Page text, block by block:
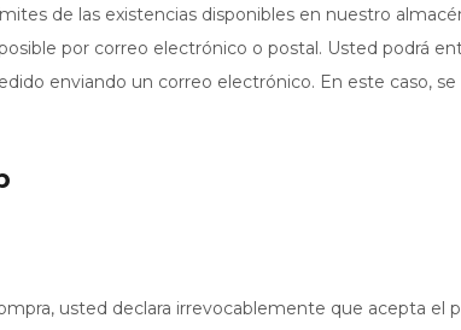
de las existencias disponibles en nuestro
por correo electrónico o postal. Usted podrá
enviando un correo electrónico. En este caso,
usted declara irrevocablemente que acepta el